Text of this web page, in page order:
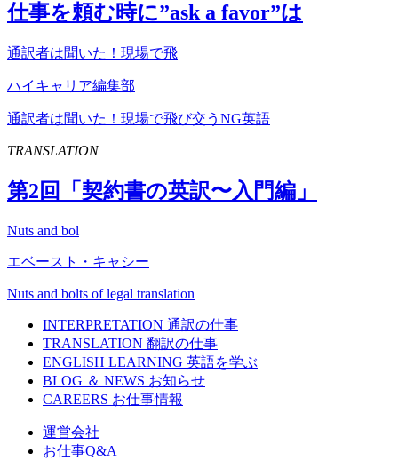
仕事を頼む時に”ask a favor”は
通訳者は聞いた！現場で飛
ハイキャリア編集部
通訳者は聞いた！現場で飛び交うNG英語
TRANSLATION
第2回「契約書の英訳〜入門編」
Nuts and bol
エベースト・キャシー
Nuts and bolts of legal translation
INTERPRETATION 通訳の仕事
TRANSLATION 翻訳の仕事
ENGLISH LEARNING 英語を学ぶ
BLOG ＆ NEWS お知らせ
CAREERS お仕事情報
運営会社
お仕事Q&A